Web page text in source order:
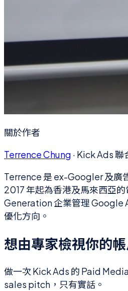
關於作者
Terrence Chung · Kick Ads 聯
Terrence 是 ex-Googler 及廣
2017 年起為香港及馬來西亞
Generation 企業管理 Google
優化方向。
想由專家檢視你的帳
做一次 Kick Ads 的 Paid
sales pitch，只有實話。